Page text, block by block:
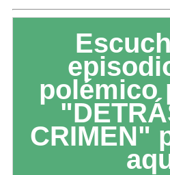
polémico
CRIMEN"